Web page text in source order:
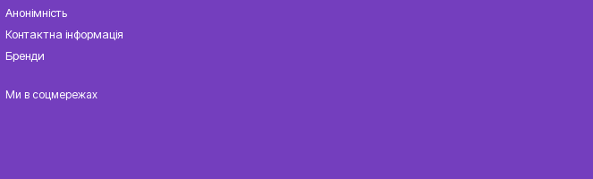
Анонімність
Контактна інформація
Бренди
Ми в соцмережах